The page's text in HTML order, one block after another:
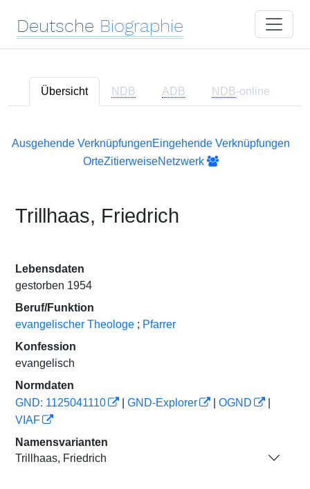
Deutsche Biographie
Übersicht NDB ADB NDB-online
Ausgehende VerknüpfungenEingehende Verknüpfungen
OrteZitierweiseNetzwerk
Trillhaas, Friedrich
Lebensdaten
gestorben 1954
Beruf/Funktion
evangelischer Theologe ; Pfarrer
Konfession
evangelisch
Normdaten
GND: 1125041110
GND-Explorer OGND
VIAF
Namensvarianten
Trillhaas, Friedrich